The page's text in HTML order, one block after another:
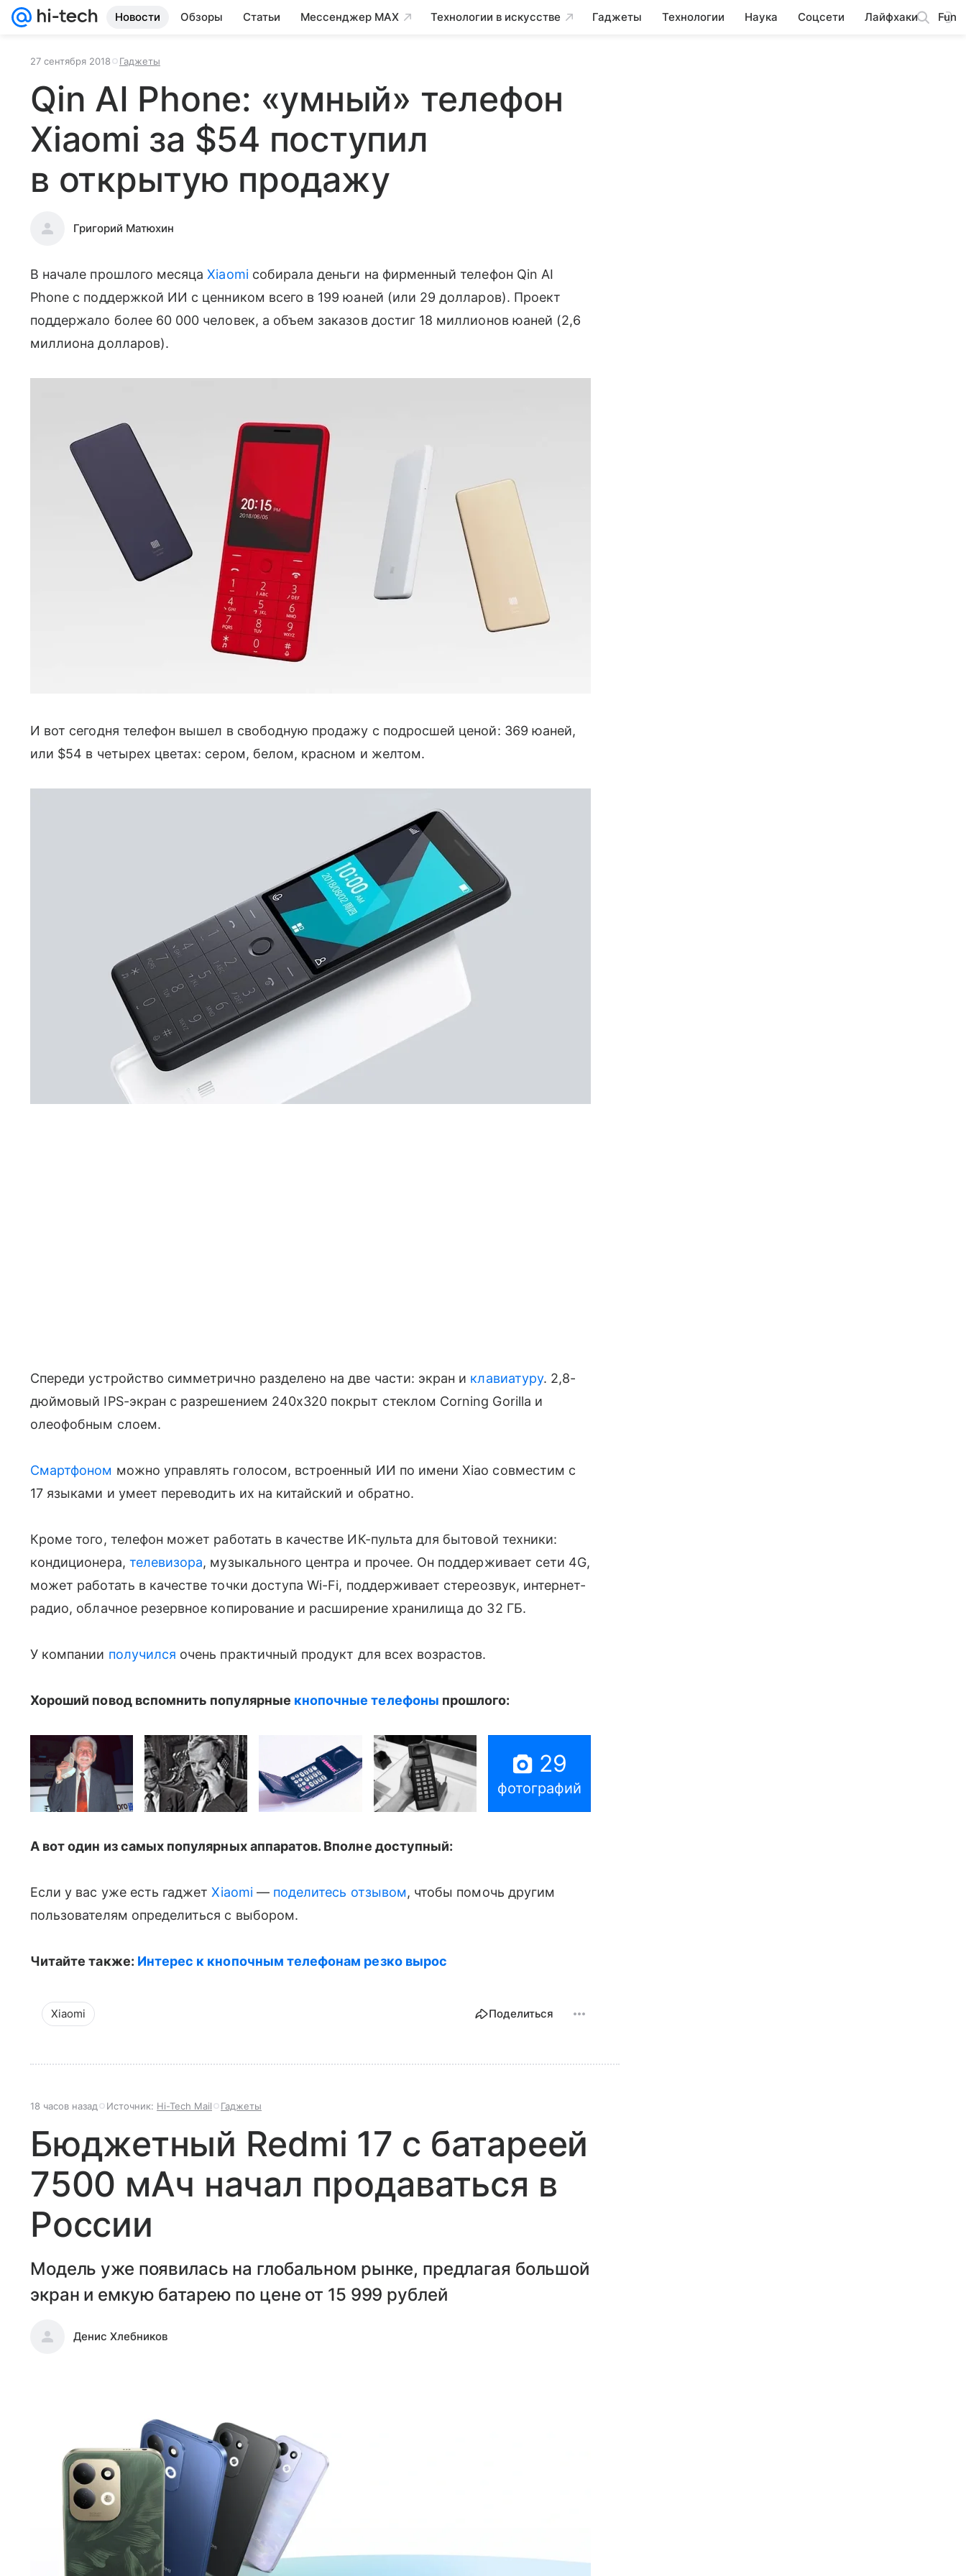
Новости Обзоры Статьи Мессенджер MAX Технологии в искусстве Гаджеты Технологии Наука Соцсети Лайфхаки Fun
27 сентября 2018 Гаджеты
Qin AI Phone: «умный» телефон
Xiaomi за $54 поступил
в открытую продажу
Григорий Матюхин
В начале прошлого месяцаXiaomiсобирала деньги на фирменный телефон Qin AI
Phone с поддержкой ИИ с ценником всего в 199 юаней (или 29 долларов). Проект
поддержало более 60 000 человек, а объем заказов достиг 18 миллионов юаней (2,6
миллиона долларов).
И вот сегодня телефон вышел в свободную продажу с подросшей ценой: 369 юаней,
или $54 в четырех цветах: сером, белом, красном и желтом.
Спереди устройство симметрично разделено на две части: экран и клавиатуру. 2,8-
дюймовый IPS-экран с разрешением 240x320 покрыт стеклом Corning Gorilla и
олеофобным слоем.
Смартфоном можно управлять голосом, встроенный ИИ по имени Xiao совместим с
17 языками и умеет переводить их на китайский и обратно.
Кроме того, телефон может работать в качестве ИК-пульта для бытовой техники:
кондиционера, телевизора, музыкального центра и прочее. Он поддерживает сети 4G,
может работать в качестве точки доступа Wi-Fi, поддерживает стереозвук, интернет-
радио, облачное резервное копирование и расширение хранилища до 32 ГБ.
У компании получился очень практичный продукт для всех возрастов.
Хороший повод вспомнить популярные кнопочные телефоны прошлого:
29
фотографий
А вот один из самых популярных аппаратов. Вполне доступный:
Если у вас уже есть гаджетXiaomi— поделитесь отзывом, чтобы помочь другим
пользователям определиться с выбором.
Читайте также: Интерес к кнопочным телефонам резко вырос
Xiaomi Поделиться
18 часов назад Источник: Hi-Tech Mail Гаджеты
Бюджетный Redmi 17 с батареей
7500 мАч начал продаваться в
России
Модель уже появилась на глобальном рынке, предлагая большой
экран и емкую батарею по цене от 15 999 рублей
Денис Хлебников